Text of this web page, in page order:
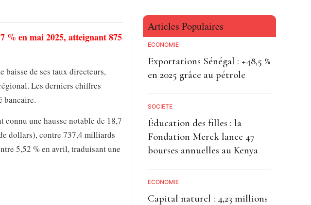
% en mai 2025, atteignant 875
baisse de ses taux directeurs,
Les derniers chiffres
bancaire.
une hausse notable de 18,7
dollars), contre 737,4 milliards
5,52 % en avril, traduisant une
Articles Populaires
ECONOMIE
Exportations Sénégal : +48,5 %
en 2025 grâce au pétrole
SOCIETE
Éducation des filles : la
Fondation Merck lance 47
bourses annuelles au Kenya
ECONOMIE
Capital naturel : 4,23 millions